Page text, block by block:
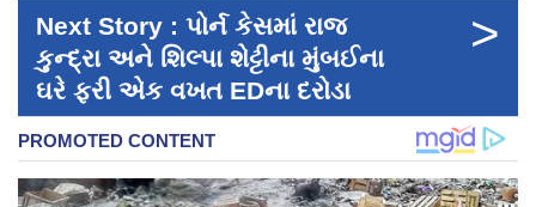
Next Story : પોર્ન કેસમાં રાજ
કુન્દ્રા અને શિલ્પા શેટ્ટીના મુંબઈના
ઘરે ફરી એક વખત EDના દરોડા
>